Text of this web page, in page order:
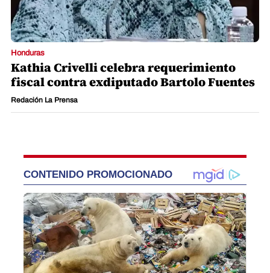
Honduras
Kathia Crivelli celebra requerimiento
fiscal contra exdiputado Bartolo Fuentes
Redación La Prensa
CONTENIDO PROMOCIONADO